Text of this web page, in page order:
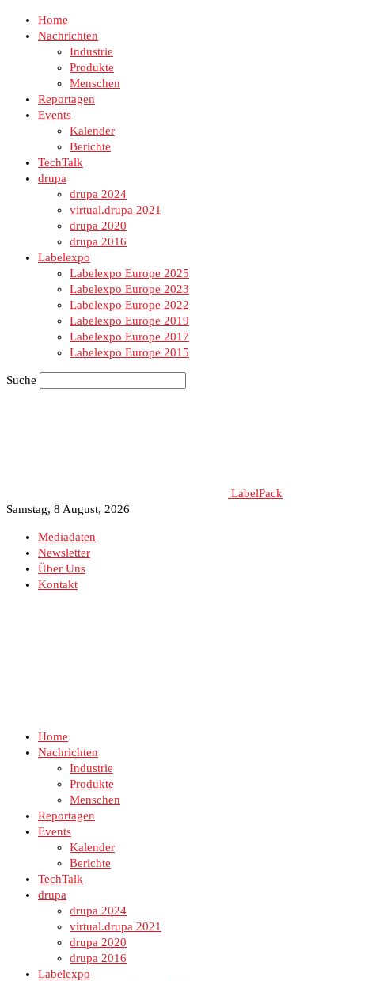
Home
Nachrichten
Industrie
Produkte
Menschen
Reportagen
Events
Kalender
Berichte
TechTalk
drupa
drupa 2024
virtual.drupa 2021
drupa 2020
drupa 2016
Labelexpo
Labelexpo Europe 2025
Labelexpo Europe 2023
Labelexpo Europe 2022
Labelexpo Europe 2019
Labelexpo Europe 2017
Labelexpo Europe 2015
Suche
LabelPack
Samstag, 8 August, 2026
Mediadaten
Newsletter
Über Uns
Kontakt
Home
Nachrichten
Industrie
Produkte
Menschen
Reportagen
Events
Kalender
Berichte
TechTalk
drupa
drupa 2024
virtual.drupa 2021
drupa 2020
drupa 2016
Labelexpo